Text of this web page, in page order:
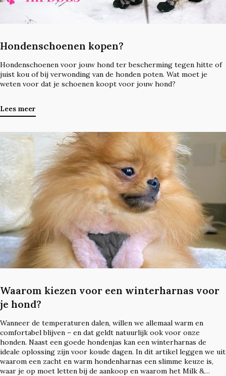
Hondenschoenen kopen?
Hondenschoenen voor jouw hond ter bescherming tegen hitte of
juist kou of bij verwonding van de honden poten. Wat moet je
weten voor dat je schoenen koopt voor jouw hond?
Lees meer
Waarom kiezen voor een winterharnas voor
je hond?
Wanneer de temperaturen dalen, willen we allemaal warm en
comfortabel blijven – en dat geldt natuurlijk ook voor onze
honden. Naast een goede hondenjas kan een winterharnas de
ideale oplossing zijn voor koude dagen. In dit artikel leggen we uit
waarom een zacht en warm hondenharnas een slimme keuze is,
waar je op moet letten bij de aankoop en waarom het Milk &